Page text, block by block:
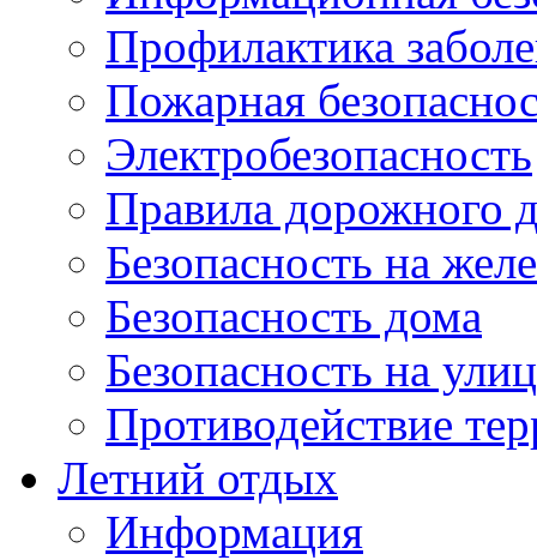
Профилактика
Пожарная
Электробезопасность
Правила дорожного
Безопасность на
Безопасность дома
Безопасность на
Противодействие
Летний отдых
Информация